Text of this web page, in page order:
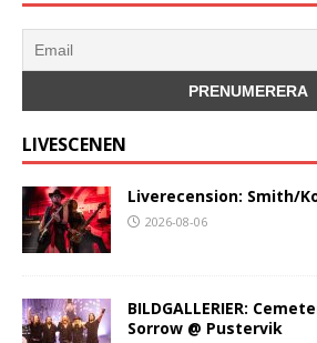
LIVESCENEN
Liverecension: Smith/
2026-08-06
BILDGALLERIER:
Sorrow @ Pustervik